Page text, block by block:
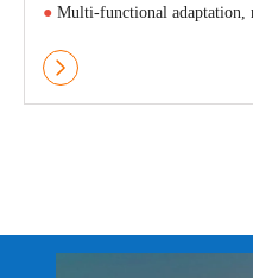
● Multi-functional adaptation,